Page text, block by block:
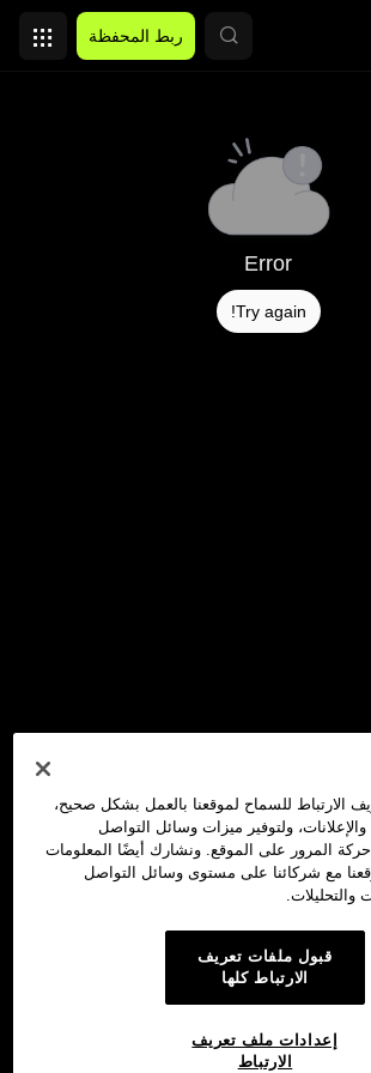
ربط المحفظة
Error
Try again!
الارتباط للسماح لموقعنا بالعمل بشكل صحيح،
ولتوفير ميزات وسائل التواصل
حركة المرور على الموقع. ونشارك أيضًا المعلومات
مع شركائنا على مستوى وسائل التواصل
والتحليلات.
قبول ملفات تعريف
الارتباط كلها
إعدادات ملف تعريف
الارتباط